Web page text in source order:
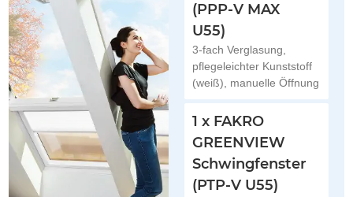
(PPP-V MAX
U55)
3-fach Verglasung,
pflegeleichter Kunststoff
(weiß), manuelle Öffnung
1 x FAKRO
GREENVIEW
Schwingfenster
(PTP-V U55)